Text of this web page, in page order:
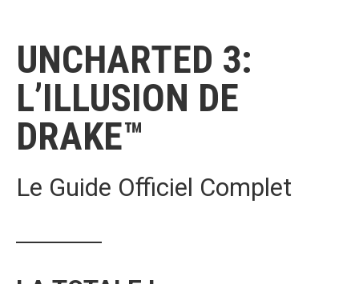
UNCHARTED 3:
L’ILLUSION DE
DRAKE™
Le Guide Officiel Complet